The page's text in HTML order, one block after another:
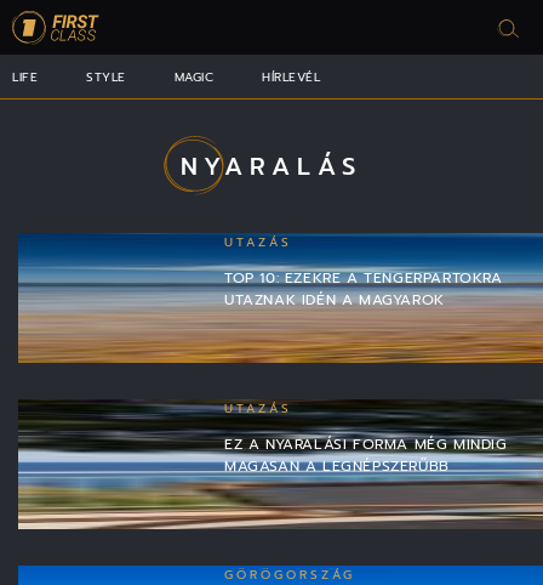
LIFE STYLE MAGIC HÍRLEVÉL
NYARALÁS
UTAZÁS
TOP 10: EZEKRE A TENGERPARTOKRA
UTAZNAK IDÉN A MAGYAROK
UTAZÁS
EZ A NYARALÁSI FORMA MÉG MINDIG
MAGASAN A LEGNÉPSZERŰBB
GÖRÖGORSZÁG